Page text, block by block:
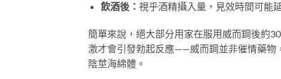
飲酒後： 視乎酒精攝入量，見效時間可能
簡單來說，絕大部分用家在服用威而鋼後約
激才會引發勃起反應——威而鋼並非催情藥物
陰莖海綿體。